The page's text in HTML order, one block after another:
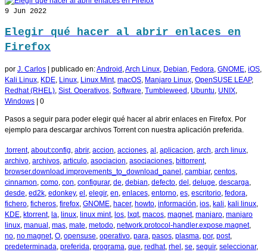
9 Jun 2022
Elegir qué hacer al abrir enlaces en
Firefox
por J. Carlos publicado en:Android ,Arch Linux, Debian, Fedora, GNOME, iOS,
Kali Linux, KDE, Linux, Linux Mint, macOS, Manjaro Linux, OpenSUSE LEAP,
Redhat (RHEL), Sist. Operativos, Software, Tumbleweed , Ubuntu, UNIX,
Windows
0
Pasos a seguir para poder elegir qué hacer al abrir enlaces en Firefox. Por
ejemplo para descargar archivos Torrent con nuestra aplicación preferida.
.torrent, about:config, abrir, accion, acciones, al , aplicacion, arch, arch linux,
archivo, archivos, articulo, asociacion, asociaciones, bittorrent,
browser.download.improvements_to_download_panel , cambiar, centos,
cinnamon, como, con, configurar, de, debian, defecto, del , deluge, descarga,
desde, ed2k, edonkey, el , elegir, en, enlaces, entorno, es, escritorio, fedora,
fichero, ficheros, firefox, GNOME, hacer, howto, información, ios, kali, kali linux,
KDE, ktorrent, la, linux, linux mint, los, lxqt, macos, magnet, manjaro, manjaro
linux, manual , mas, mate, metodo, network.protocol-handler.expose.magnet,
no, no magnet, O, opensuse, operativo, para, pasos, plasma, por, post,
predeterminada, preferida, programa, que, redhat, rhel , se, seguir, seleccionar,